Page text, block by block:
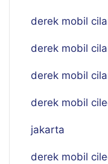
derek mobil
derek mobil
derek mobil
derek mobil
jakarta
derek mobil